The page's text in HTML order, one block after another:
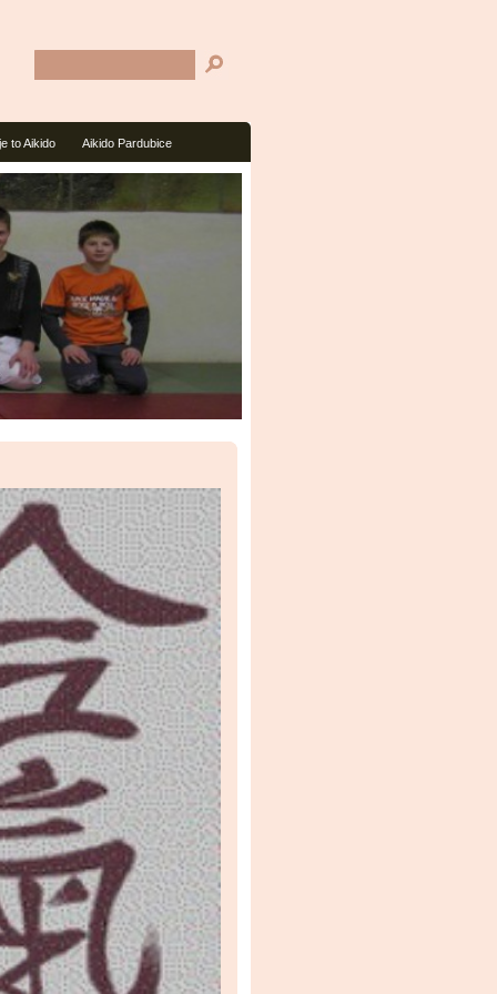
to Aikido Aikido Pardubice